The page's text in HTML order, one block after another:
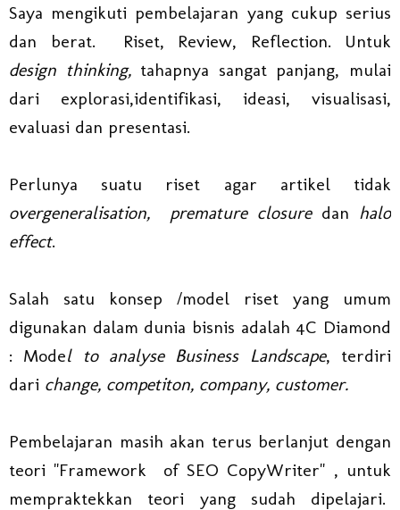
Saya mengikuti pembelajaran yang cukup serius
dan berat. Riset, Review, Reflection. Untuk
design thinking,tahapnya sangat panjang, mulai
dari explorasi,identifikasi, ideasi, visualisasi,
evaluasi dan presentasi.
Perlunya suatu riset agar artikel tidak
overgeneralisation, premature closuredan halo
effect.
Salah satu konsep /model riset yang umum
digunakan dalam dunia bisnis adalah 4C Diamond
: Model to analyse Business Landscape, terdiri
dari change, competiton, company, customer.
Pembelajaran masih akan terus berlanjut dengan
teori "Framework of SEO CopyWriter" , untuk
mempraktekkan teori yang sudah dipelajari.